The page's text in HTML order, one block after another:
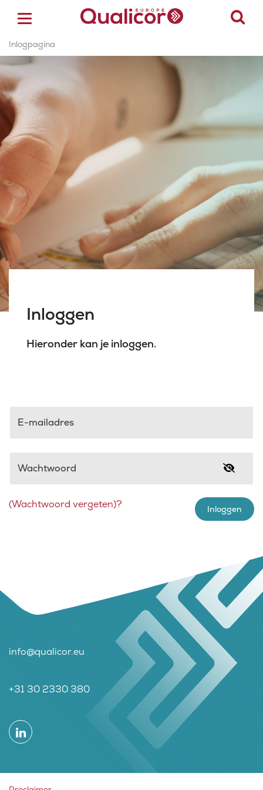
ACCREDITATIE
CERTIFICERING
ACADEMY
ZORGSECTOREN
OVER ONS
CONTACT
Inlogpagina
Inloggen
Hieronder kan je inloggen.
E-mailadres
Wachtwoord
Inloggen
(Wachtwoord vergeten)?
info@qualicor.eu
+31 30 2330 380